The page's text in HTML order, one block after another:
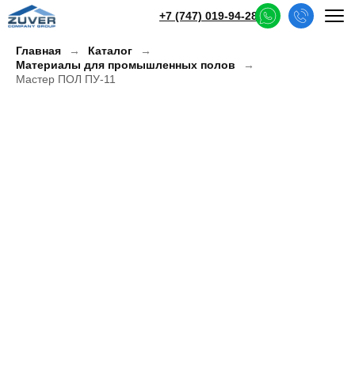
+7 (747) 019-94-28
Главная
Каталог
Материалы для промышленных полов
Мастер ПОЛ ПУ-11